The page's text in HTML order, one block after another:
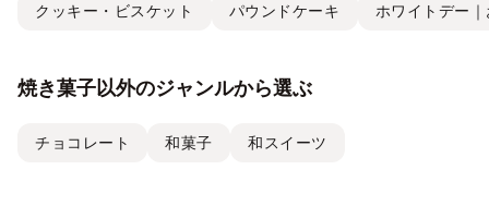
クッキー・ビスケット パウンドケーキ ホワイトデー
焼き菓子以外のジャンルから選ぶ
チョコレート 和菓子 和スイーツ